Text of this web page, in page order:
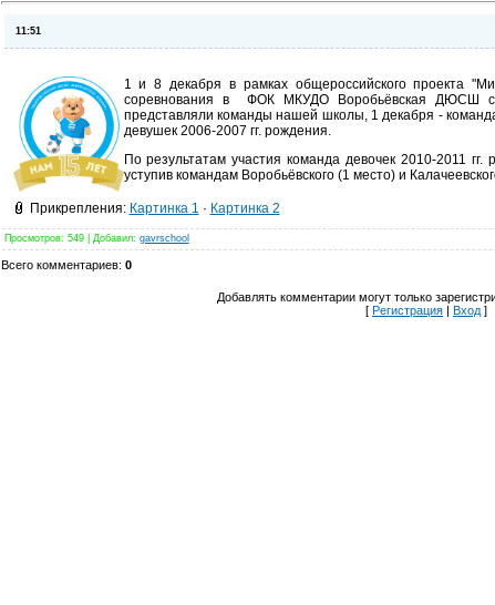
11:51
1 и 8 декабря в рамках общероссийского проекта
соревнования в ФОК МКУДО Воробьёвская ДЮСШ с.
представляли команды нашей школы, 1 декабря -
девушек 2006-2007 гг. рождения.
По результатам участия команда девочек 2010-2011
уступив командам Воробьёвского (1 место) и
Прикрепления: Картинка 1 · Картинка 2
Просмотров: 549| Добавил: gavrschool
Всего комментариев: 0
Добавлять комментарии могут только
[ Регистрация | Вход ]